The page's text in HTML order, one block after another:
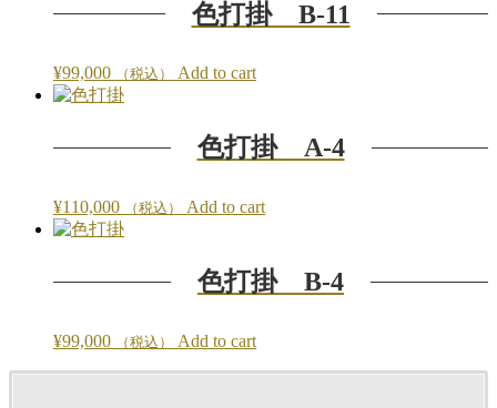
色打掛 B-11
¥99,000 （税込） Add to cart
色打掛 A-4
¥110,000 （税込） Add to cart
色打掛 B-4
¥99,000 （税込） Add to cart